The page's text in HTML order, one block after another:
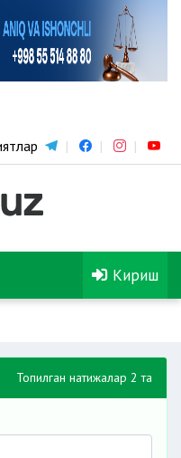
Кириш
Топилган натижалар 2 та